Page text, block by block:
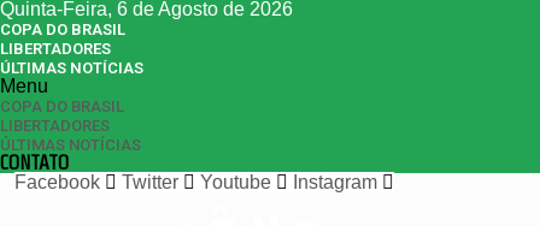
Quinta-Feira, 6 de Agosto de 2026
COPA DO BRASIL
LIBERTADORES
ÚLTIMAS NOTÍCIAS
Menu
COPA DO BRASIL
LIBERTADORES
ÚLTIMAS NOTÍCIAS
CONTATO
Facebook
Twitter Youtube Instagram